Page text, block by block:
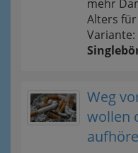
mehr
Alters
Variante:
Weg
wollen